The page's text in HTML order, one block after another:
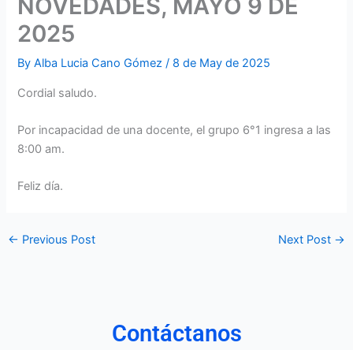
NOVEDADES, MAYO 9 DE
2025
ByAlba Lucia Cano Gómez/ 8 de May de 2025
Cordial saludo.
Por incapacidad de una docente, el grupo 6°1 ingresa a las
8:00 am.
Feliz día.
← Previous Post Next Post →
Contáctanos